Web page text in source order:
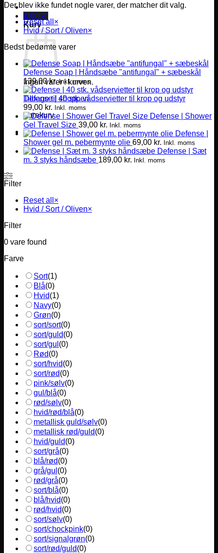
0,00 kr.
Kurv
Ingen varer i kurven.
Tilbage til shoppen
Varekurv
Der blev ikke fundet nogle varer, der matcher dit valg.
Reset all ×
Hvid / Sort / Oliven×
Bedst bedømte varer
Defense Soap | Håndsæbe "antifungal" + sæbeskål
139,00kr. Inkl. moms
Defense | 40 stk. vådservietter til krop og udstyr
99,00 kr. Inkl. moms
Defense | Shower
Gel Travel Size 39,00 kr. Inkl. moms
Defense |
Shower gel m. pebermynte olie 69,00 kr. Inkl. moms
Defense | Sæt
m. 3 styks håndsæbe 189,00 kr. Inkl. moms
Filter
Reset all ×
Hvid / Sort / Oliven×
Filter
0 vare found
Farve
Sort(1)
Blå(0)
Hvid(1)
Navy(0)
Grøn(0)
sort/sort(0)
sort/guld(0)
sort/gul (0)
Rød(0)
sort/hvid(0)
sort/rød(0)
pink/sølv(0)
gul/blå(0)
rød/sølv(0)
hvid/rød/blå(0)
metallisk guld/sølv(0)
metallisk rød/guld(0)
hvid/guld(0)
sort/grå(0)
blå/rød(0)
grå/gul (0)
rød/grå(0)
sort/blå(0)
blå/hvid(0)
rød/hvid(0)
sort/sølv(0)
sort/chockpink(0)
sort/signalgrøn(0)
sort/rød/guld(0)